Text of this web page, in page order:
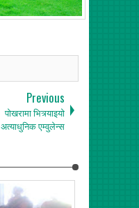
Previous
पोखरामा भित्र्याइयो
अत्याधुनिक एम्वुलेन्स